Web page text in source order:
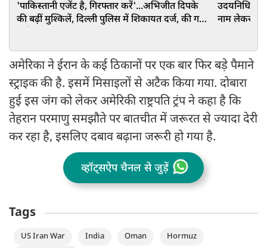
'पाकिस्तानी एजेंट है, गिरफ्तार करें'...अभिजीत दिपके
की बढ़ीं मुश्किलें, दिल्ली पुलिस में शिकायत दर्ज, की गई
उदयनिधि
नाम लेकर की
अमेरिका ने ईरान के कई ठिकानों पर एक बार फिर बड़े पैमाने
स्ट्राइक की है. इसमें मिसाइलों से अटैक किया गया. दोबारा
हुई इस जंग को लेकर अमेरिकी राष्ट्रपति ट्रंप ने कहा है कि
तेहरान परमाणु समझौते पर बातचीत में जरूरत से ज्यादा देरी
कर रहा है, इसलिए दबाव बढ़ाना जरूरी हो गया है.
व्हॉट्सऐप चैनल से जुड़ें
Tags
US Iran War India Oman
Hormuz